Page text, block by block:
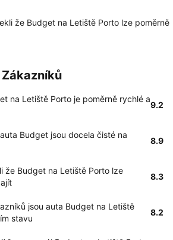
že Budget na Letiště Porto lze poměrně
na Letiště Porto je poměrně rychlé a
9.2
Budget jsou docela čisté na
8.9
že Budget na Letiště Porto lze
8.3
jsou auta Budget na Letiště
stavu
8.2